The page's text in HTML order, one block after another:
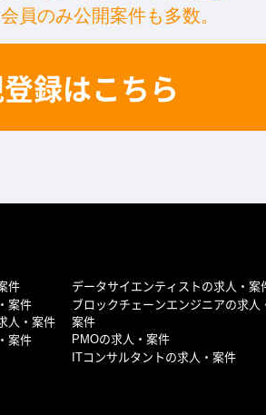
員のみ公開案件も多数。
録はこちら
件
案件
人・案件
案件
データサイエンティストの求人・案
ブロックチェーンエンジニアの求人
案件
PMOの求人・案件
ITコンサルタントの求人・案件